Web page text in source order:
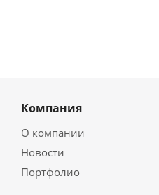
Компания
О компании
Новости
Портфолио